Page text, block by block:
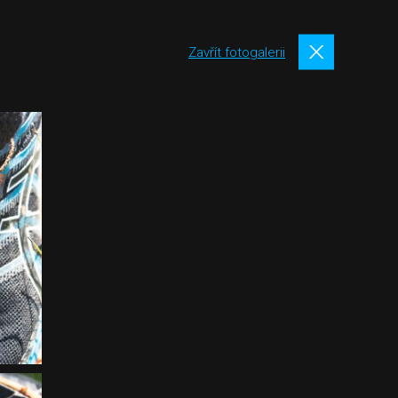
Zavřít fotogalerii